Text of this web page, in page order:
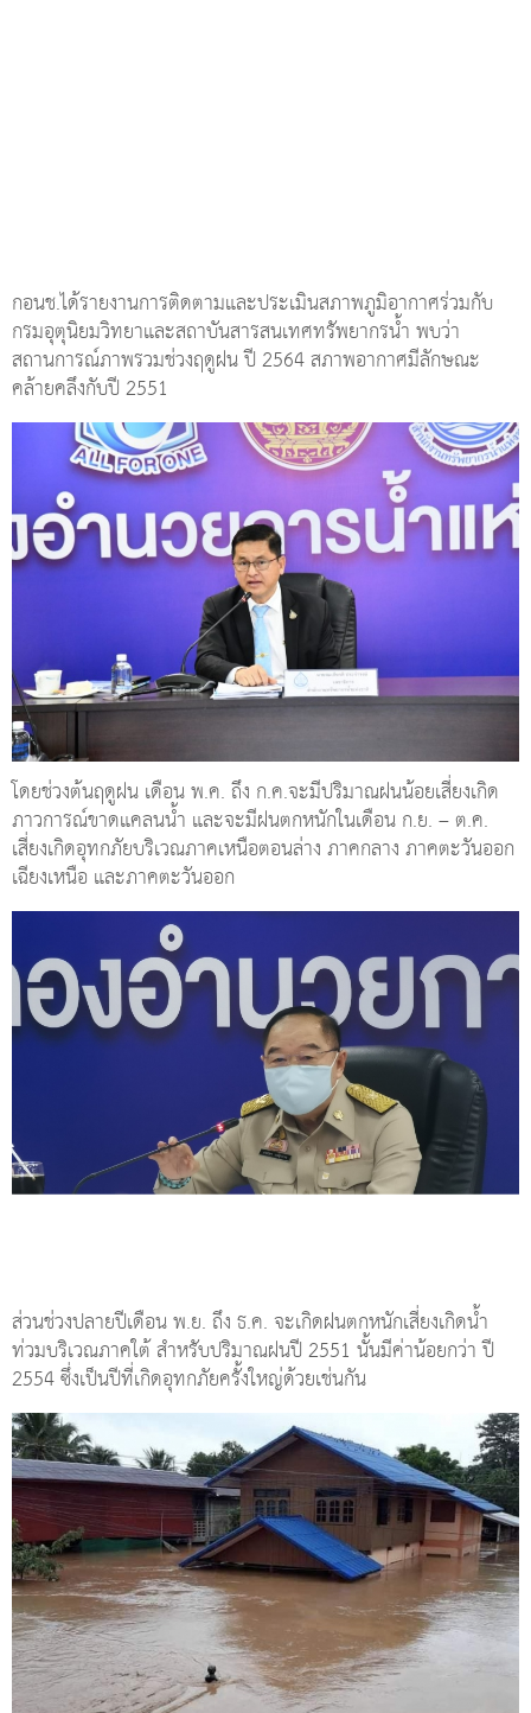
กอนช.ได้รายงานการติดตามและประเมินสภาพภูมิอากาศร่วมกับ
กรมอุตุนิยมวิทยาและสถาบันสารสนเทศทรัพยากรน้ำ พบว่า
สถานการณ์ภาพรวมช่วงฤดูฝน ปี 2564 สภาพอากาศมีลักษณะ
คล้ายคลึงกับปี 2551
โดยช่วงต้นฤดูฝน เดือน พ.ค. ถึง ก.ค.จะมีปริมาณฝนน้อยเสี่ยงเกิด
ภาวการณ์ขาดแคลนน้ำ และจะมีฝนตกหนักในเดือน ก.ย. – ต.ค.
เสี่ยงเกิดอุทกภัยบริเวณภาคเหนือตอนล่าง ภาคกลาง ภาคตะวันออก
เฉียงเหนือ และภาคตะวันออก
ส่วนช่วงปลายปีเดือน พ.ย. ถึง ธ.ค. จะเกิดฝนตกหนักเสี่ยงเกิดน้ำ
ท่วมบริเวณภาคใต้ สำหรับปริมาณฝนปี 2551 นั้นมีค่าน้อยกว่า ปี
2554 ซึ่งเป็นปีที่เกิดอุทกภัยครั้งใหญ่ด้วยเช่นกัน